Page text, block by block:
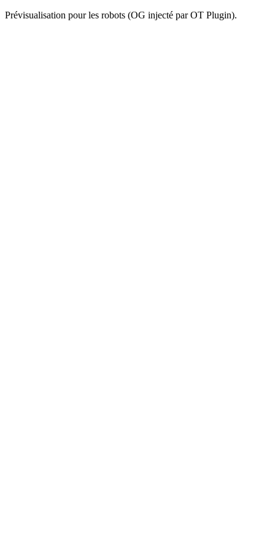
Prévisualisation pour les robots (OG injecté par OT Plugin).